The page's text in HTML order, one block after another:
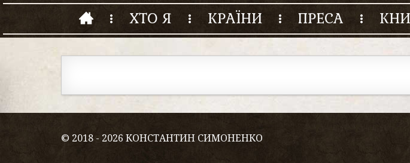
ХТО Я КРАЇНИ ПРЕСА
© 2018 - 2026 КОНСТАНТИН СИМОНЕНКО